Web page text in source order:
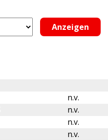
n.v.
n.v.
n.v.
n.v.